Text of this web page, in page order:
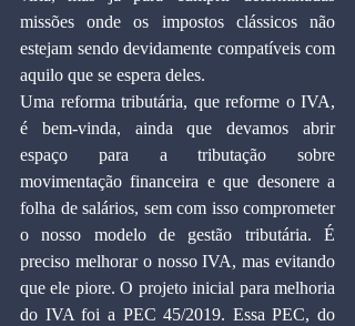
missões onde os impostos clássicos não
estejam sendo devidamente compatíveis com
aquilo que se espera deles.
Uma reforma tributária, que reforme o IVA,
é bem-vinda, ainda que devamos abrir
espaço para a tributação sobre
movimentação financeira e que desonere a
folha de salários, sem com isso comprometer
o nosso modelo de gestão tributária. É
preciso melhorar o nosso IVA, mas evitando
que ele piore. O projeto inicial para melhoria
do IVA foi a PEC 45/2019. Essa PEC, do